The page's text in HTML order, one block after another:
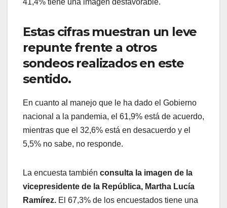
Estas cifras muestran un leve
repunte frente a otros
sondeos realizados en este
sentido.
En cuanto al manejo que le ha dado el Gobierno
nacional a la pandemia, el 61,9% está de acuerdo,
mientras que el 32,6% está en desacuerdo y el
5,5% no sabe, no responde.
La encuesta también consulta la imagen de la
vicepresidente de la República, Martha Lucía
Ramírez. El 67,3% de los encuestados tiene una